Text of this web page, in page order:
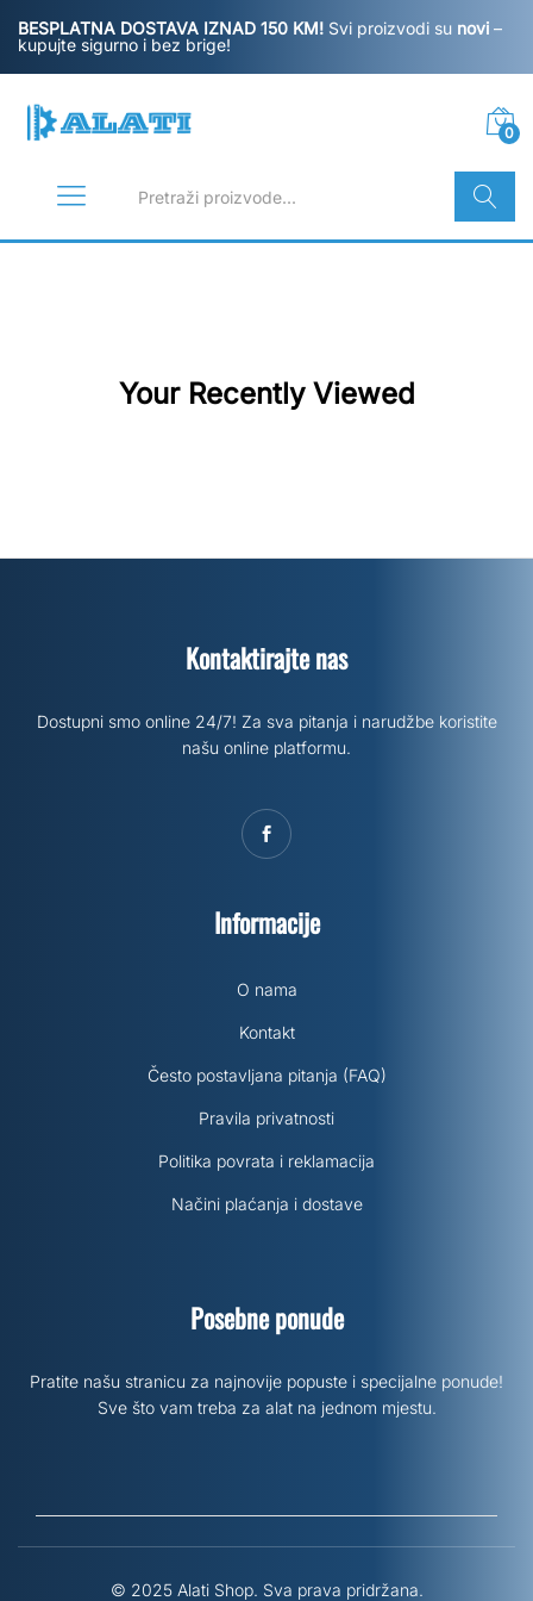
BESPLATNA DOSTAVA IZNAD 150 KM! Svi proizvodi su novi –
kupujte sigurno i bez brige!
0
Pretraži
Your Recently Viewed
Kontaktirajte nas
Dostupni smo online 24/7! Za sva pitanja i narudžbe koristite
našu online platformu.
Informacije
O nama
Kontakt
Često postavljana pitanja (FAQ)
Pravila privatnosti
Politika povrata i reklamacija
Načini plaćanja i dostave
Posebne ponude
Pratite našu stranicu za najnovije popuste i specijalne ponude!
Sve što vam treba za alat na jednom mjestu.
© 2025 Alati Shop. Sva prava pridržana.